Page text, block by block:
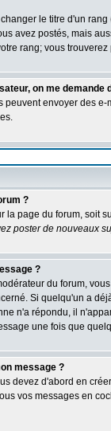
le titre d'un
avez postés, mais
rang; vous
on me demande
peuvent envoyer des
?
la page du forum, soit
poster de nouveaux
?
du forum,
Si quelqu'un a
n'a répondu, il
une fois que
message ?
devez d'abord en
vos messages en